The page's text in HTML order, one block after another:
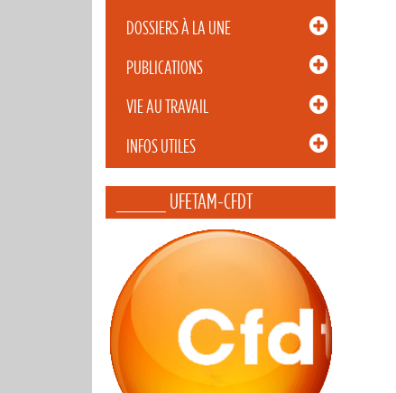
DOSSIERS À LA UNE
PUBLICATIONS
VIE AU TRAVAIL
INFOS UTILES
_____ UFETAM-CFDT